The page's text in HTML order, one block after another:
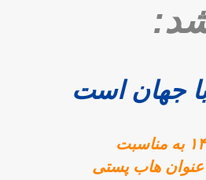
جهان است
در نشست خبری حمید باقری، مدیرکل پست استان اصفهان، که ۱۶ مهر ۱۴۰۴ به مناسبت
به عنوان هاب پستی